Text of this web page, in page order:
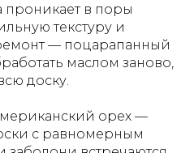
проникает в поры
текстуру и
— поцарапанный
маслом заново,
доску.
орех —
с равномерным